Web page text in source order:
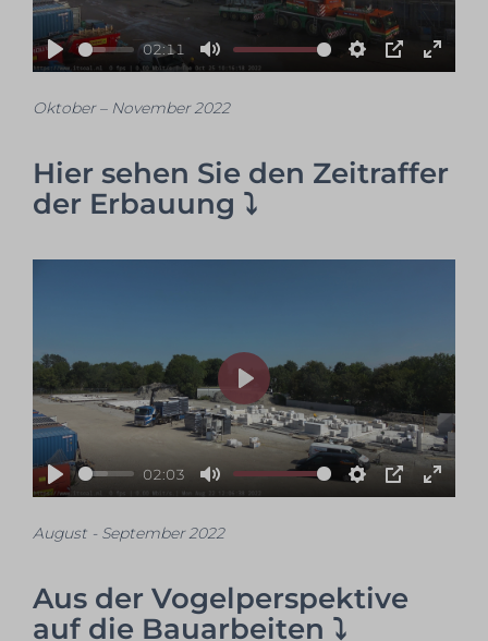
Play
02:11
Mute Settings
PIP Enter
Oktober – November 2022
Hier sehen Sie den Zeitraffer
der Erbauung ⤵
Play
02:03
Mute Settings
PIP Enter
Play
August - September 2022
Aus der Vogelperspektive
auf die Bauarbeiten ⤵